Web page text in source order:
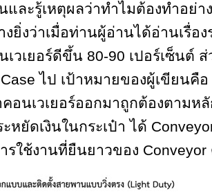
และรู้เหตุผลว่าทำไมต้องทำอย่า
ยิ่งว่าเมื่อท่านผู้อ่านได้อ่านเรื่อง
เวเยอร์ดีขึ้น 80-90 เปอร์เซ็นต์
Caseไป เป้าหมายของผู้เขียนคือ
อนเวเยอร์ออกมาถูกต้องตามห
หยัดเงินในกระเป๋า ได้
ใช้งานที่ยืนยาวของ Conveyor